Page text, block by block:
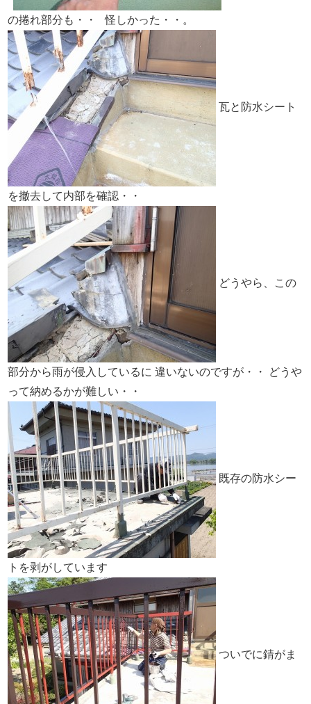
の捲れ部分も・・ 怪しかった・・。
瓦と防水シート
を撤去して内部を確認・・
どうやら、この
部分から雨が侵入しているに 違いないのですが・・
どうや
って納めるかが難しい・・
既存の防水シー
トを剥がしています
ついでに錆がま